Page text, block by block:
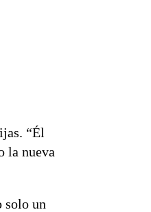
“Él
la nueva
solo un